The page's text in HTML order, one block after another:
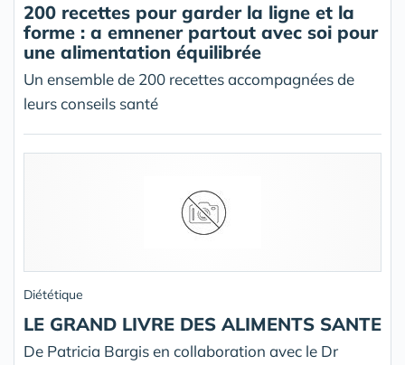
200 recettes pour garder la ligne et la
forme : a emnener partout avec soi pour
une alimentation équilibrée
Un ensemble de 200 recettes accompagnées de
leurs conseils santé
Diététique
LE GRAND LIVRE DES ALIMENTS SANTE
De Patricia Bargis en collaboration avec le Dr